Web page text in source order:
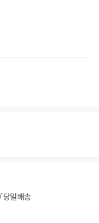
당일배송